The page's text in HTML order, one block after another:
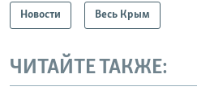
Новости Весь Крым
ЧИТАЙТЕ ТАКЖЕ: